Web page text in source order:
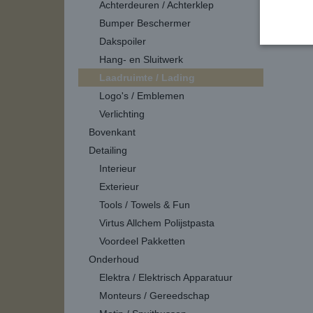
Achterdeuren / Achterklep
Bumper Beschermer
Dakspoiler
Hang- en Sluitwerk
Laadruimte / Lading
Logo's / Emblemen
Verlichting
Bovenkant
Detailing
Interieur
Exterieur
Tools / Towels & Fun
Virtus Allchem Polijstpasta
Voordeel Pakketten
Onderhoud
Elektra / Elektrisch Apparatuur
Monteurs / Gereedschap